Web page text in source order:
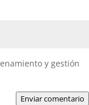
y gestión
Enviar comentario